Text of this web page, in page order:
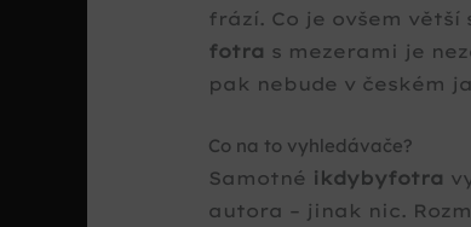
frází. Co je ovšem
fotra s mezerami je
pak nebude v českém
Co na to vyhledávače?
Samotné ikdybyfotra
autora – jinak nic.